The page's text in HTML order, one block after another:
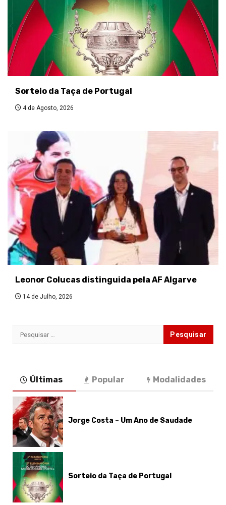
Sorteio da Taça de Portugal
4 de Agosto, 2026
Leonor Colucas distinguida pela AF Algarve
14 de Julho, 2026
Pesquisar
Últimas Popular Modalidades
Jorge Costa – Um Ano de Saudade
Sorteio da Taça de Portugal